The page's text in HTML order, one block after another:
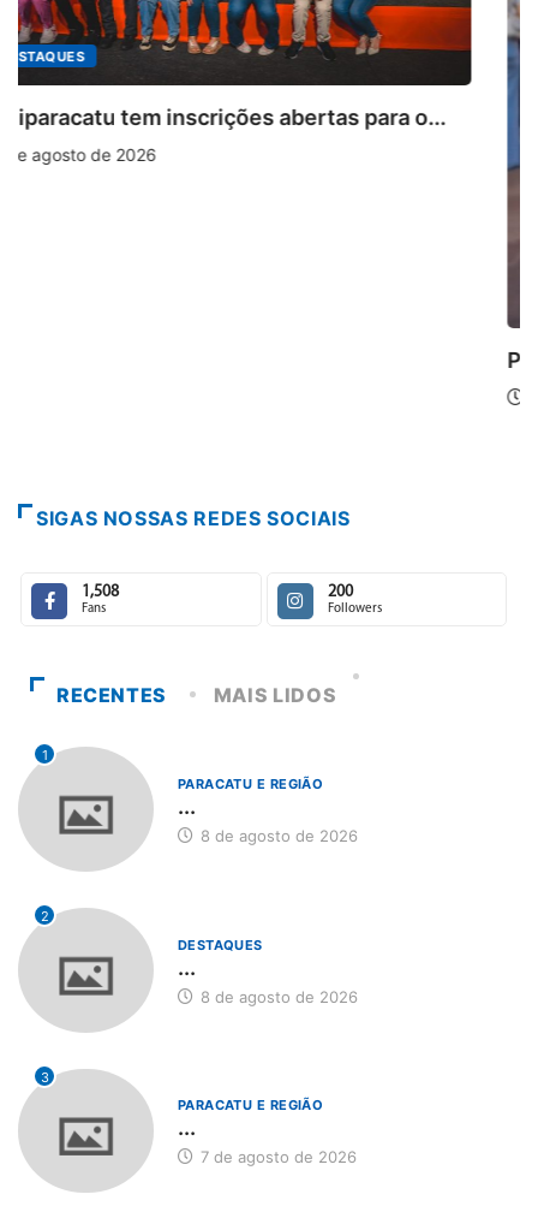
o...
Paracatu caminha pelos 20 anos da Lei...
SIGAS NOSSAS REDES SOCIAIS
1,508
Fans
200
Followers
RECENTES MAIS LIDOS
1
PARACATU E REGIÃO
...
8 de agosto de 2026
2
DESTAQUES
...
8 de agosto de 2026
3
PARACATU E REGIÃO
...
7 de agosto de 2026